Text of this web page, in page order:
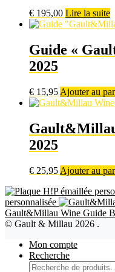
€ 195,00 Lire la suite
Guide «
2025
€ 15,95 Ajouter au
2025
€ 25,95 Ajouter au
personnalisée
Gault&Millau Wine Guide
© Gault & Millau 2026 .
Mon compte
Recherche
Recherche